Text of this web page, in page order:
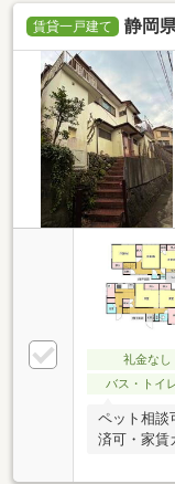
賃貸一戸建て 静岡
礼金なし
バス・トイ
ペット相談
済可・家賃